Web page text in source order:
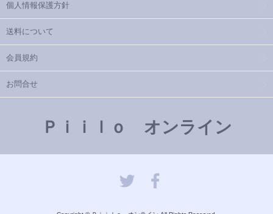
個人情報保護方針
送料について
会員規約
お問合せ
Ｐｉｉｌｏ オンライン